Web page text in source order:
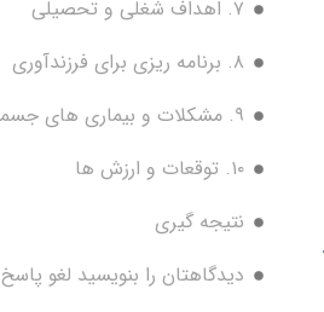
۷. اهداف شغلی و تحصیلی
۸. برنامه ریزی برای فرزندآوری
۹. مشکلات و بیماری های جسمی یا روانی
۱۰. توقعات و ارزش ها
نتیجه گیری
دیدگاهتان را بنویسید لغو پاسخ